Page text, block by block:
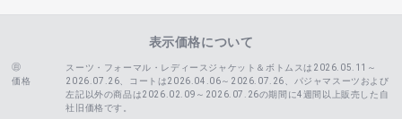
表示価格について
価格
スーツ・フォーマル・レディースジャケット＆ボトムスは2026.05.11～
2026.07.26、コートは2026.04.06～2026.07.26、
パジャマスーツおよび
左記以外の商品は2026.02.09～2026.07.26の期間に4週間以上販売した自
社旧価格です。